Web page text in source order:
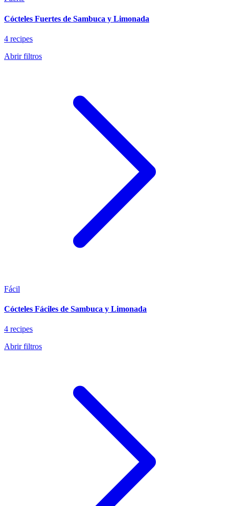
Cócteles Fuertes de Sambuca y Limonada
4 recipes
Abrir filtros
Fácil
Cócteles Fáciles de Sambuca y Limonada
4 recipes
Abrir filtros